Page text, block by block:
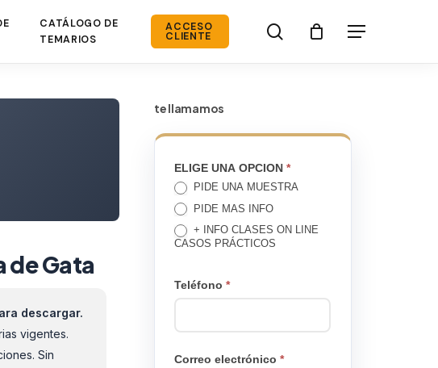
CATÁLOGO DE
TEMARIOS
ACCESO
CLIENTE search Menú
de Gata
descargar.
vigentes.
Sin
te llamamos
TE
LLAMAMOS
ELIGE UNA OPCION*
PIDE UNA MUESTRA
PIDE MAS INFO
+ INFO CLASES ON LINE
CASOS PRÁCTICOS
Teléfono*
Correo electrónico*